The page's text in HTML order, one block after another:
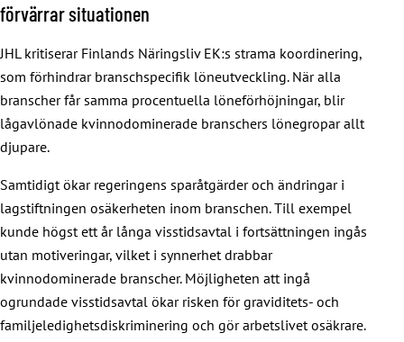
förvärrar situationen
JHL kritiserar Finlands Näringsliv EK:s strama koordinering,
som förhindrar branschspecifik löneutveckling. När alla
branscher får samma procentuella löneförhöjningar, blir
lågavlönade kvinnodominerade branschers lönegropar allt
djupare.
Samtidigt ökar regeringens sparåtgärder och ändringar i
lagstiftningen osäkerheten inom branschen. Till exempel
kunde högst ett år långa visstidsavtal i fortsättningen ingås
utan motiveringar, vilket i synnerhet drabbar
kvinnodominerade branscher. Möjligheten att ingå
ogrundade visstidsavtal ökar risken för graviditets- och
familjeledighetsdiskriminering och gör arbetslivet osäkrare.